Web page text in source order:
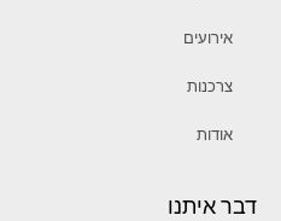
אירועים
צרכנות
אודות
דבר איתנו